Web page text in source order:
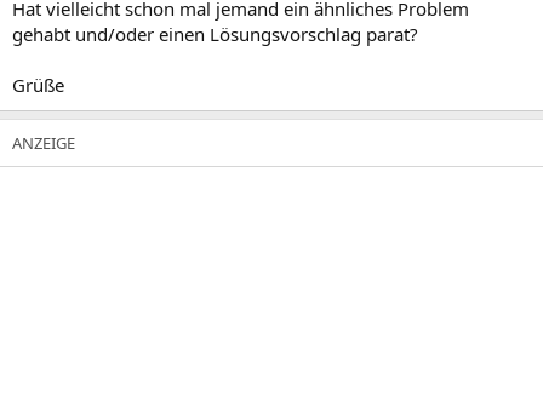
Hat vielleicht schon mal jemand ein ähnliches Problem
gehabt und/oder einen Lösungsvorschlag parat?
Grüße